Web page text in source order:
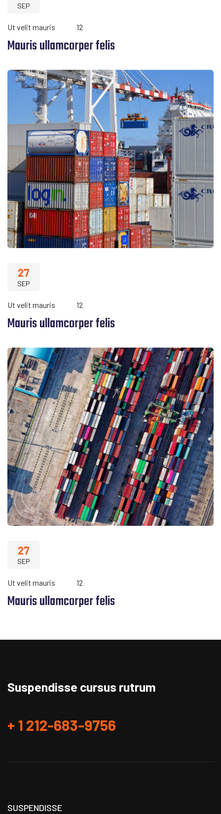
SEP
Ut velit mauris 12
Mauris ullamcorper felis
27
SEP
Ut velit mauris 12
Mauris ullamcorper felis
27
SEP
Ut velit mauris 12
Mauris ullamcorper felis
Suspendisse cursus rutrum
+ 1 212-683-9756
SUSPENDISSE